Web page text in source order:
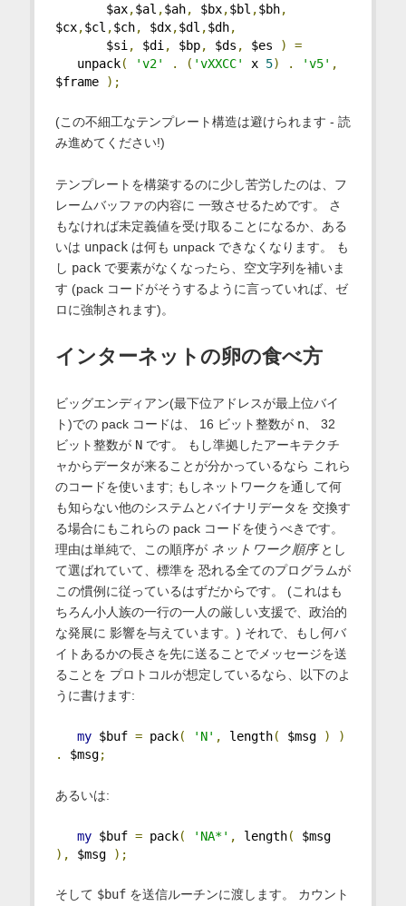
$ax,$al ,$ah, $bx,$bl ,$bh,
$cx,$cl ,$ch, $dx,$dl ,$dh,
$si, $di, $bp, $ds , $es )
=
unpack( 'v2' . ( 'vXXCC' x 5) . 'v5' ,
$frame
);
(この不細工なテンプレート構造は避けられます - 読
み進めてください!)
テンプレートを構築するのに少し苦労したのは、フ
レームバッファの内容に 一致させるためです。 さ
もなければ未定義値を受け取ることになるか、ある
いは unpackは何も unpack できなくなります。 も
し packで要素がなくなったら、空文字列を補いま
す (pack コードがそうするように言っていれば、ゼ
ロに強制されます)。
インターネットの卵の食べ方
ビッグエンディアン(最下位アドレスが最上位バイ
ト)での pack コードは、 16 ビット整数が n、 32
ビット整数が Nです。 もし準拠したアーキテクチ
ャからデータが来ることが分かっているなら これら
のコードを使います; もしネットワークを通して何
も知らない他のシステムとバイナリデータを 交換す
る場合にもこれらの pack コードを使うべきです。
理由は単純で、この順序が ネットワーク順序とし
て選ばれていて、標準を 恐れる全てのプログラムが
この慣例に従っているはずだからです。 (これはも
ちろん小人族の一行の一人の厳しい支援で、政治的
な発展に 影響を与えています。) それで、もし何バ
イトあるかの長さを先に送ることでメッセージを送
ることを プロトコルが想定しているなら、以下のよ
うに書けます:
my $buf = pack( 'N' , length( $msg )
)
.
$msg;
あるいは:
my $buf = pack( 'NA*' , length(
$msg
),
$msg );
そして $bufを送信ルーチンに渡します。 カウント